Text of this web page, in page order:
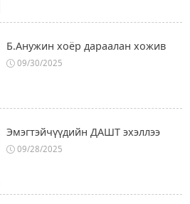
Б.Анужин хоёр дараалан хожив
09/30/2025
Эмэгтэйчүүдийн ДАШТ эхэллээ
09/28/2025